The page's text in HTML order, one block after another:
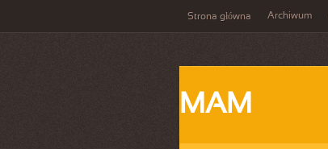
Strona główna Archiwum
MAM